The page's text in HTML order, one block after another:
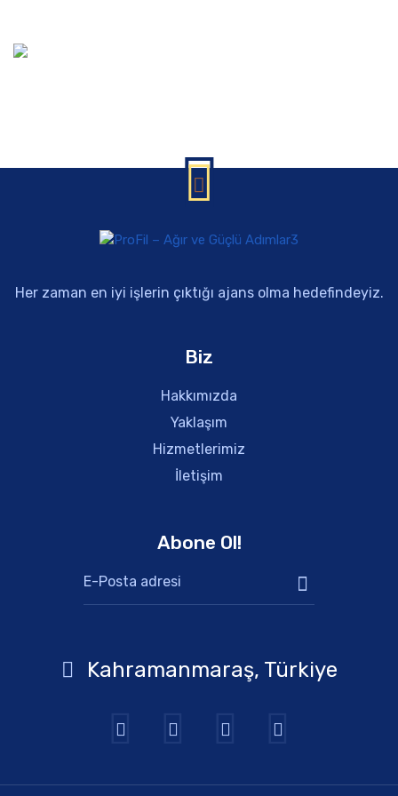
Her zaman en iyi işlerin çıktığı ajans olma hedefindeyiz.
Biz
Hakkımızda
Yaklaşım
Hizmetlerimiz
İletişim
Abone Ol!
Kahramanmaraş, Türkiye